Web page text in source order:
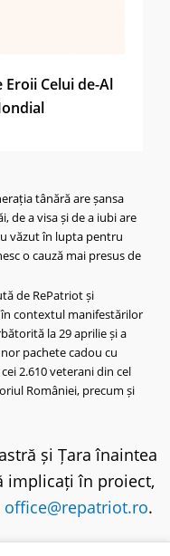
Celui de-Al
tânără are șansa
de a visa și de a iubi are
văzut în lupta pentru
o cauză mai presus de
de RePatriot și
în contextul manifestărilor
la 29 aprilie și a
pachete cadou cu
2.610 veterani din cel
României, precum și
și Țara înaintea
implicați în proiect,
office@repatriot.ro.